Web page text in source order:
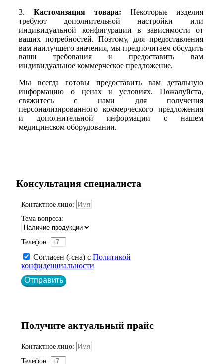
3. Кастомизация товара: Некоторые изделия
требуют дополнительной настройки или
индивидуальной конфигурации в зависимости от
ваших потребностей. Поэтому, для предоставления
вам наилучшего значения, мы предпочитаем обсудить
ваши требования и предоставить вам
индивидуальное коммерческое предложение.
Мы всегда готовы предоставить вам детальную
информацию о ценах и условиях. Пожалуйста,
свяжитесь с нами для получения
персонализированного коммерческого предложения
и дополнительной информации о нашем
медицинском оборудовании.
Консультация специалиста
Контактное лицо:
Тема вопроса:
Телефон:
Согласен (-сна) с Политикой
конфиденциальности
Отправить
Получите актуальный прайс
Контактное лицо:
Телефон: